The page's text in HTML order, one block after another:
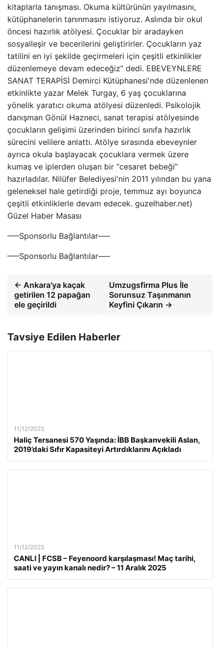
kitaplarla tanışması. Okuma kültürünün yayılmasını,
kütüphanelerin tanınmasını istiyoruz. Aslında bir okul
öncesi hazırlık atölyesi. Çocuklar bir aradayken
sosyalleşir ve becerilerini geliştirirler. Çocukların yaz
tatilini en iyi şekilde geçirmeleri için çeşitli etkinlikler
düzenlemeye devam edeceğiz” dedi. EBEVEYNLERE
SANAT TERAPİSİ Demirci Kütüphanesi'nde düzenlenen
etkinlikte yazar Melek Turgay, 6 yaş çocuklarına
yönelik yaratıcı okuma atölyesi düzenledi. Psikolojik
danışman Gönül Hazneci, sanat terapisi atölyesinde
çocukların gelişimi üzerinden birinci sınıfa hazırlık
sürecini velilere anlattı. Atölye sırasında ebeveynler
ayrıca okula başlayacak çocuklara vermek üzere
kumaş ve iplerden oluşan bir “cesaret bebeği”
hazırladılar. Nilüfer Belediyesi'nin 2011 yılından bu yana
geleneksel hale getirdiği proje, temmuz ayı boyunca
çeşitli etkinliklerle devam edecek. guzelhaber.net)
Güzel Haber Masası
—–Sponsorlu Bağlantılar—–
—–Sponsorlu Bağlantılar—–
← Ankara'ya kaçak
getirilen 12 papağan
ele geçirildi
Umzugsfirma Plus İle
Sorunsuz Taşınmanın
Keyfini Çıkarın →
Tavsiye Edilen Haberler
11/12/2025
Haliç Tersanesi 570 Yaşında: İBB Başkanvekili Aslan,
2019’daki Sıfır Kapasiteyi Artırdıklarını Açıkladı
11/12/2025
CANLI | FCSB – Feyenoord karşılaşması! Maç tarihi,
saati ve yayın kanalı nedir? – 11 Aralık 2025